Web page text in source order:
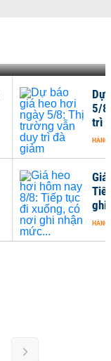
ghi
HÀNG
Dự
5/
trì
HÀNG